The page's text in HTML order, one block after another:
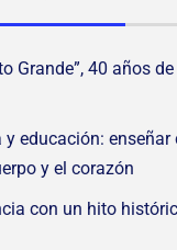
Grande”, 40 años
y educación: enseñar
y el corazón
con un hito